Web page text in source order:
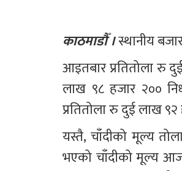
काठमाडौँ । स्थानीय
आइतबार प्रतितोला रु
लाख ९८ हजार २००
प्रतितोला रु दुई लाख ९२
यस्तै, चाँदीको मूल्य
भएको चाँदीको मूल्य